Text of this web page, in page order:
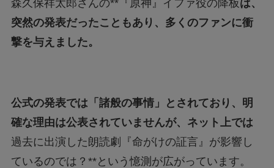
森久保祥太郎さんの**『原神』イファ役の降板は、
突然の発表だったこともあり、多くのファンに衝
撃を与えました。
公式の発表では「諸般の事情」とされており、明
確な理由は公表されていませんが、ネット上では
過去に出演した朗読劇『命がけの証言』が影響し
ているのでは？**という憶測が広がっています。